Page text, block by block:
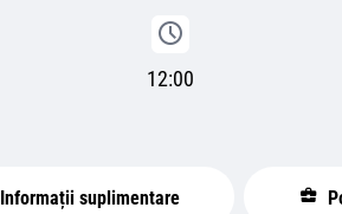
12:00
Informații suplimentare